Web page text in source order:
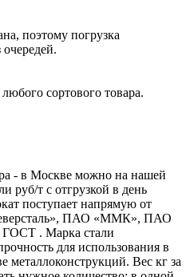
поэтому погрузка
очередей.
сортового товара.
- в Москве можно на нашей
руб/т с отгрузкой в день
поступает напрямую от
ПАО «ММК», ПАО
. Марка стали
для использования в
металлоконструкций. Вес кг за